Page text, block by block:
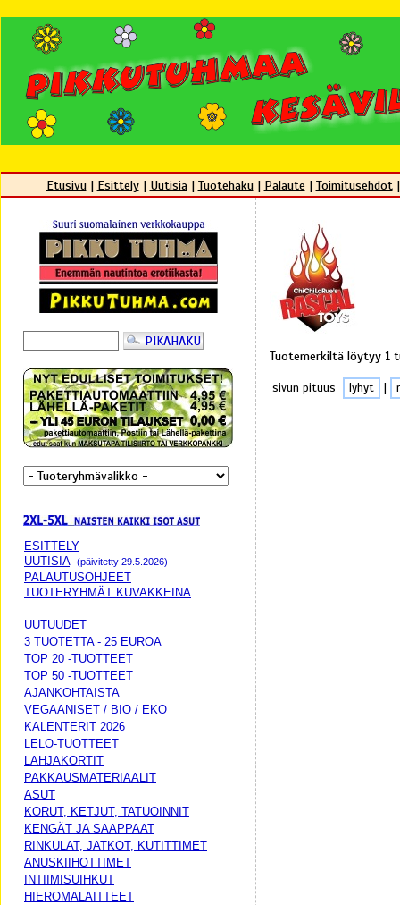
Etusivu| Esittely| Uutisia| Tuotehaku| Palaute | Toimitusehdot
ESITTELY
UUTISIA
(päivitetty 29.5.2026)
PALAUTUSOHJEET
TUOTERYHMÄT KUVAKKEINA
UUTUUDET
3 TUOTETTA - 25 EUROA
TOP 20 -TUOTTEET
TOP 50 -TUOTTEET
AJANKOHTAISTA
VEGAANISET / BIO / EKO
KALENTERIT 2026
LELO-TUOTTEET
LAHJAKORTIT
PAKKAUSMATERIAALIT
ASUT
KORUT, KETJUT, TATUOINNIT
KENGÄT JA SAAPPAAT
RINKULAT, JATKOT, KUTITTIMET
ANUSKIIHOTTIMET
INTIIMISUIHKUT
HIEROMALAITTEET
Tuotemerkiltä löytyy 1
sivun pituus lyhyt